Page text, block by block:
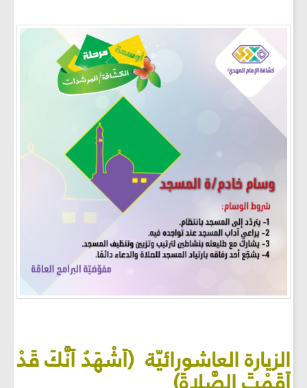
الزيارة العاشورائيّة (اَشْهَدُ اَنَّكَ قَدْ